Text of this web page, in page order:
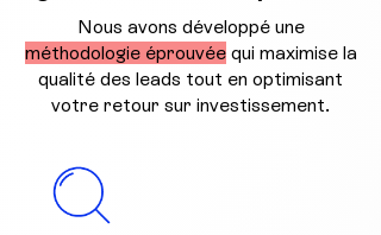
Nous avons développé une
méthodologie éprouvéequi maximise la
qualité des leads tout en optimisant
votre retour sur investissement.